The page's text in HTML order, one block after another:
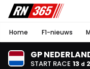
Home F1-nieuws
GP
START RACE 13 d